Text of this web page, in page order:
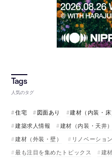
人気のタグ
住宅 図面あり 建材（内装・床
建築求人情報
建材（内装・天井）
建材（外装・壁）
リノベーション
最も注目を集めたトピックス
建